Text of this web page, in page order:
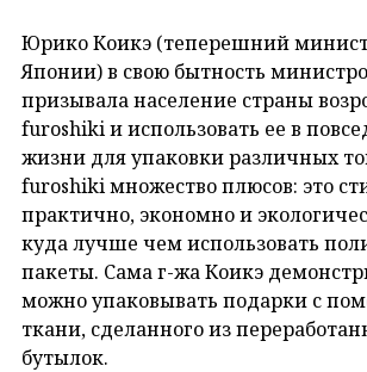
Юрико Коикэ (теперешний
Японии) в свою бытность
призывала население страны
furoshiki и использовать ее в
жизни для упаковки различных
furoshiki множество плюсов: это
практично, экономно и
куда лучше чем использовать
пакеты. Сама г-жа Коикэ
можно упаковывать подарки с
ткани, сделанного из
бутылок.